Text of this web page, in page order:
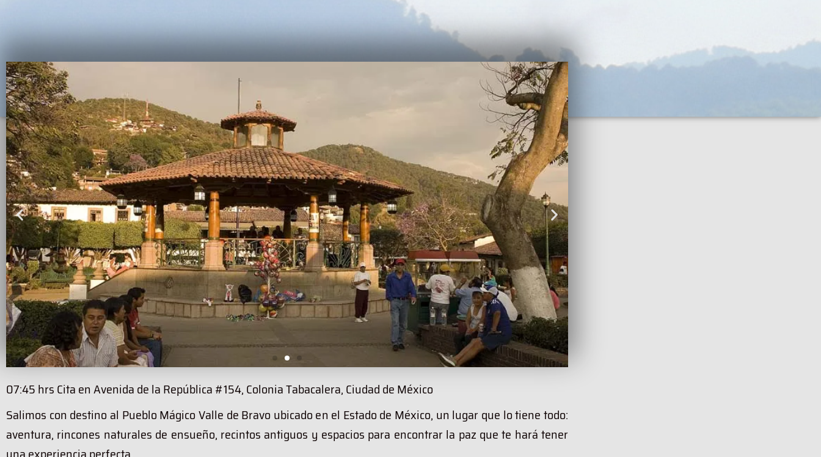
07:45 hrs Cita en Avenida de la República #154, Colonia Tabacalera, Ciudad de México
Salimos con destino al Pueblo Mágico Valle de Bravo ubicado en el Estado de México, un lugar que lo tiene todo:
aventura, rincones naturales de ensueño, recintos antiguos y espacios para encontrar la paz que te hará tener